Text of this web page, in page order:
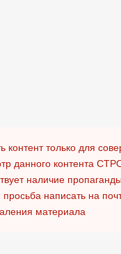
только для
данного контента
наличие
написать на
материала